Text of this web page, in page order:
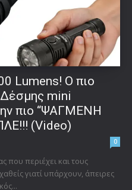
Lumens! Ο πιο
mini
πιο “ΨΑΓΜΕΝΗ
(Video)
0
που περιέχει και τους
γιατί υπάρχουν, άπειρες